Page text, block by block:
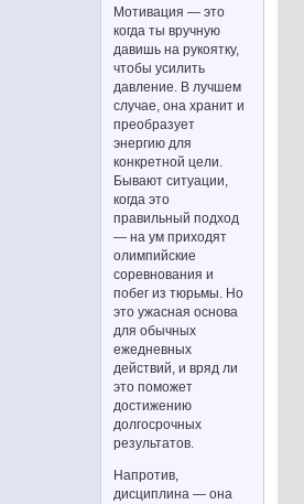
Мотивация — это
когда ты вручную
давишь на рукоятку,
чтобы усилить
давление. В лучшем
случае, она хранит и
преобразует
энергию для
конкретной цели.
Бывают ситуации,
когда это
правильный подход
— на ум приходят
олимпийские
соревнования и
побег из тюрьмы. Но
это ужасная основа
для обычных
ежедневных
действий, и вряд ли
это поможет
достижению
долгосрочных
результатов.
Напротив,
дисциплина — она